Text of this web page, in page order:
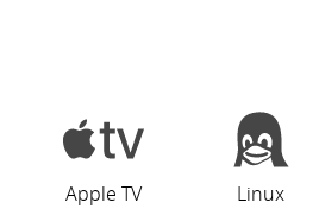
Apple TV Linux